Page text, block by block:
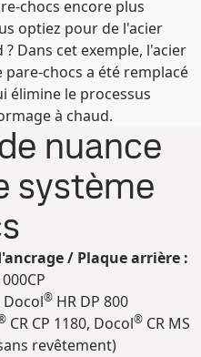
chocs encore plus
optiez pour de l'acier
Dans cet exemple, l'acier
pare-chocs a été remplacé
élimine le processus
à chaud.
nuance
système
/ Plaque arrière :
Docol® HR DP 800
CR CP 1180, Docol® CR MS
revêtement)